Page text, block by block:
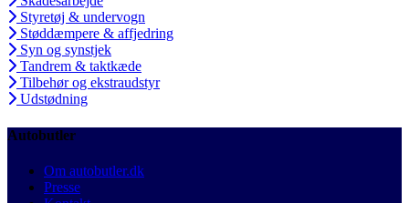
Styretøj & undervogn
Støddæmpere & affjedring
Syn og synstjek
Tandrem & taktkæde
Tilbehør og ekstraudstyr
Udstødning
Autobutler
Om autobutler.dk
Presse